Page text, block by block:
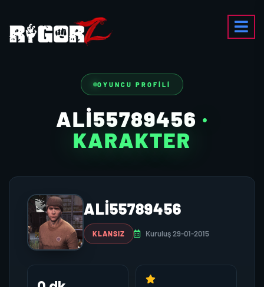
OYUNCU PROFILI
ALI55789456 ·
KARAKTER
ALI55789456
KLANSIZ Kuruluş 29-01-2015